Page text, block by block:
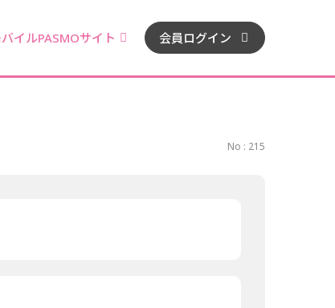
イルPASMOサイト 会員ログイン
No : 215